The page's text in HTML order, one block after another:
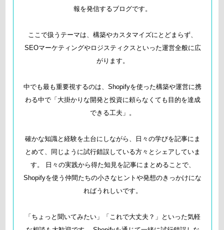
報を発信するブログです。
ここで扱うテーマは、構築やカスタマイズにとどまらず、
SEOマーケティングやロジスティクスといった運営全般に広
がります。
中でも最も重要視するのは、Shopifyを使った構築や運営に携
わる中で「大掛かりな開発と投資に頼らなくても目的を達成
できる工夫」。
確かな知識と経験を土台にしながら、日々の学びを記事にま
とめて、同じように試行錯誤している方々とシェアしていま
す。 日々の実践から得た知見を記事にまとめることで、
Shopifyを使う仲間たちの小さなヒントや発想のきっかけにな
ればうれしいです。
「ちょっと聞いてみたい」「これで大丈夫？」といった気軽